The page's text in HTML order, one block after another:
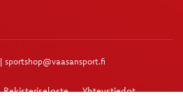
sportshop@vaasansport.fi
Rekisteriseloste Yhteystiedot